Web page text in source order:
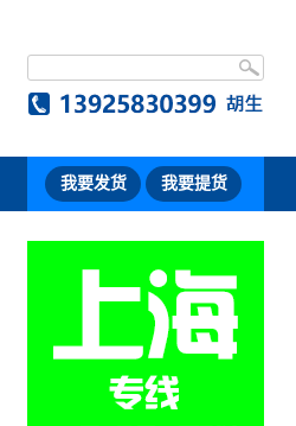
我要发货 我要提货